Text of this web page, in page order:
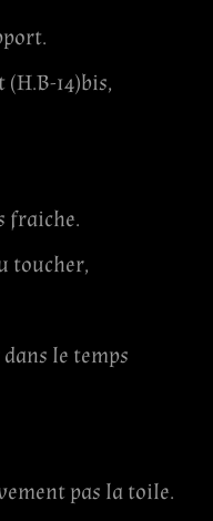
14)bis,
fraiche.
toucher,
le temps
pas la toile.